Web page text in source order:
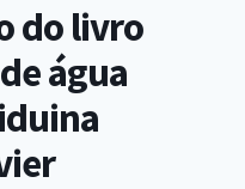
do livro
água